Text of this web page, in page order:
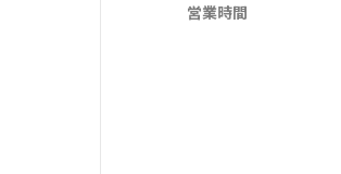
営業時間